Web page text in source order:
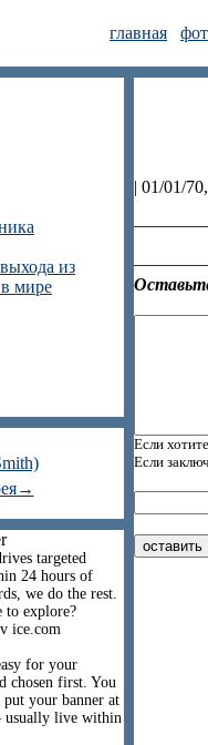
главная
из
мире
targeted
24 hours of
we do the rest.
to explore?
ice.com
for your
chosen first. You
your banner at
usually live within
| 01/01/
Если
Если